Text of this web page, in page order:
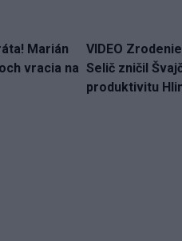
Marián
vracia na
VIDEO
Selič zničil
produktivitu